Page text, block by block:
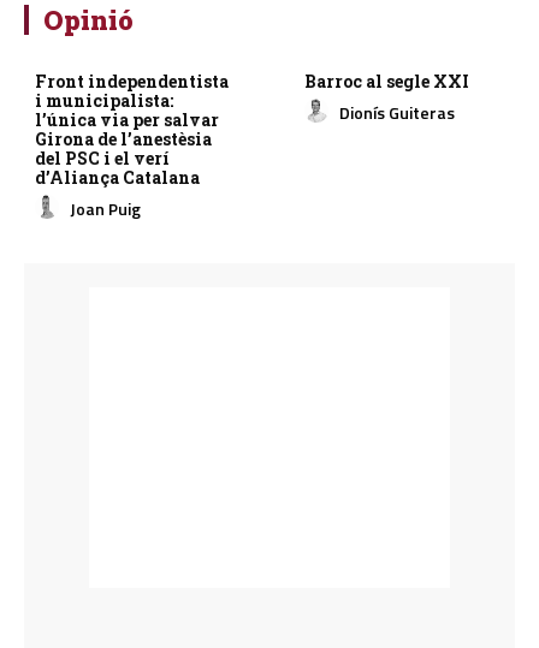
Opinió
Front independentista
i municipalista:
l’única via per salvar
Girona de l’anestèsia
del PSC i el verí
d’Aliança Catalana
Joan Puig
Barroc al segle XXI
Dionís Guiteras